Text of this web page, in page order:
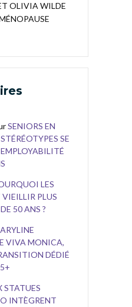
OLIVIA WILDE
SENIORS EN
SE
LES
PLUS
50 ANS ?
VIVA MONICA,
DÉDIÉ
STATUES
INTÈGRENT